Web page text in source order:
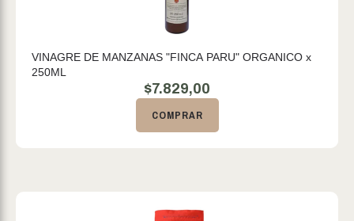
VINAGRE DE MANZANAS "FINCA PARU" ORGANICO x
250ML
$7.829,00
COMPRAR